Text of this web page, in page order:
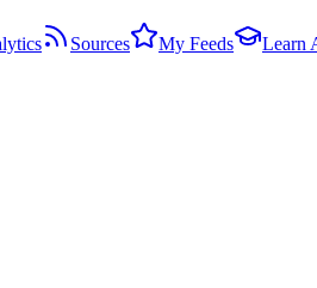
Sources My Feeds
Learn